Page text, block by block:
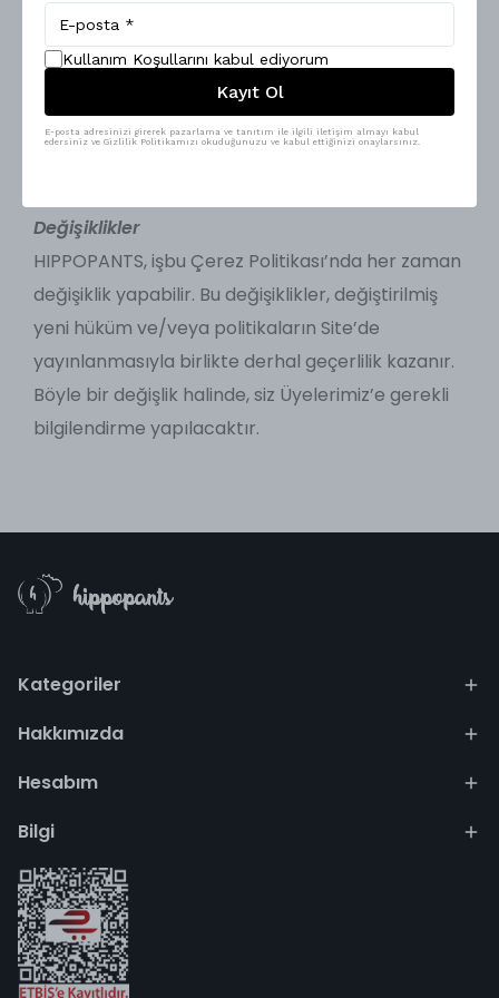
çerezlerde depolamamaktayız.
Gezinme bilgilerinizi toplama amacıyla
kullandığımız çerezler hakkında bilgi, Site’ye ilk
defa giriş yaptığınızda pop-up ekran ile
Değişiklikler
HIPPOPANTS, işbu Çerez Politikası’nda her zaman
değişiklik yapabilir. Bu değişiklikler, değiştirilmiş
yeni hüküm ve/veya politikaların Site’de
yayınlanmasıyla birlikte derhal geçerlilik kazanır.
Böyle bir değişlik halinde, siz Üyelerimiz’e gerekli
bilgilendirme yapılacaktır.
Kategoriler
Hakkımızda
Hesabım
Bilgi
Kullanım Koşullarını kabul ediyorum
Kayıt Ol
E-posta adresinizi girerek pazarlama ve tanıtım ile ilgili iletişim almayı kabul
edersiniz ve Gizlilik Politikamızı okuduğunuzu ve kabul ettiğinizi onaylarsınız.